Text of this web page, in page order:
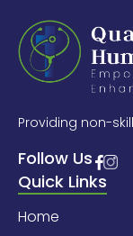
Providing non-
Follow Us
Quick Links
Home